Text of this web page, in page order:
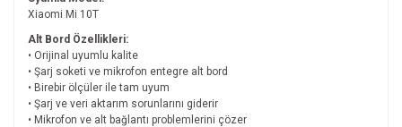
Xiaomi Mi 10T
Alt Bord Özellikleri:
• Orijinal uyumlu kalite
• Şarj soketi ve mikrofon entegre alt bord
• Birebir ölçüler ile tam uyum
• Şarj ve veri aktarım sorunlarını giderir
• Mikrofon ve alt bağlantı problemlerini çözer